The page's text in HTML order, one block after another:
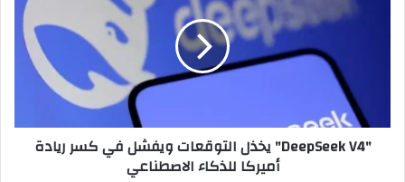
أميركا
للذكاء
"DeepSeek V4" يخذل التوقعات ويفشل في كسر ريادة
أميركا للذكاء الاصطناعي